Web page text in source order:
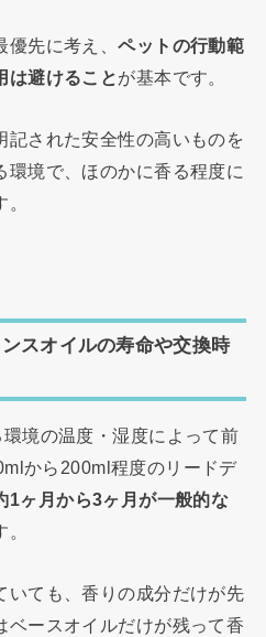
優先に考え、ペットの行動範
は避けることが基本です。
記された安全性の高いものを
環境で、ほのかに香る程度に
スオイルの寿命や交換時
境の温度・湿度によって前
から200ml程度のリードデ
1ヶ月から3ヶ月が一般的な
いても、香りの成分だけが先
ベースオイルだけが残って香